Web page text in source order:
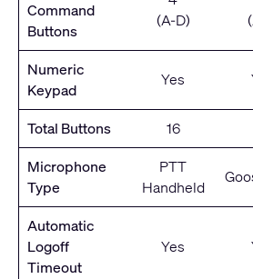
Command
Buttons
(A-D)
Numeric
Keypad
Yes
Total Buttons 16
Microphone
Type
PTT
Handheld
Automatic
Logoff
Timeout
Yes